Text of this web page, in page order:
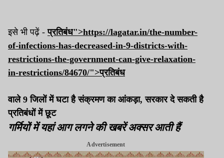
इसे भी पढ़ें -प्रतिबंध">https://lagatar.in/the-number-
of-infections-has-decreased-in-9-districts-with-
restrictions-the-government-can-give-relaxation-
in-restrictions/84670/">प्रतिबंध
वाले 9 जिलों में घटा है संक्रमण का आंकड़ा, सरकार दे सकती है
प्रतिबंधों में छूट
गर्मियों में यहां आग लगने की खबरें अक्सर आती हैं
Advertisement